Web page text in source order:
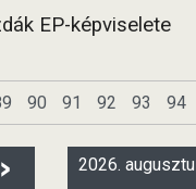
EP-képviselete
90 91 92 93 94
> 2026.